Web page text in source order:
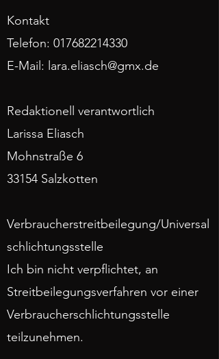
Kontakt
Telefon: 017682214330
E-Mail: lara.eliasch@gmx.de
Redaktionell verantwortlich
Larissa Eliasch
Mohnstraße 6
33154 Salzkotten
Verbraucherstreitbeilegung/Universal
schlichtungsstelle
Ich bin nicht verpflichtet, an
Streitbeilegungsverfahren vor einer
Verbraucherschlichtungsstelle
teilzunehmen.